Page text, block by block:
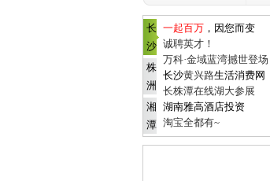
长
沙
株
洲
湘
潭
一起百万 ，因您而变
诚聘英才！
万科·金域蓝湾撼世登场
长沙黄兴路生活消费网
长株潭在线湖大参展
湖南雅高酒店投资
淘宝全都有~